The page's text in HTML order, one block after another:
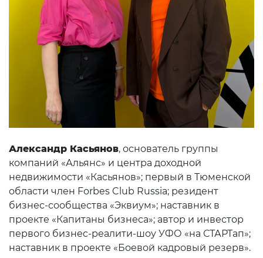
Александр Касьянов, основатель группы
компаний «Альянс» и центра доходной
недвижимости «Касьянов»; первый в Тюменской
области член Forbes Club Russia; резидент
бизнес-сообщества «Эквиум»; наставник в
проекте «Капитаны бизнеса»; автор и инвестор
первого бизнес-реалити-шоу УФО «на СТАРТап»;
наставник в проекте «Боевой кадровый резерв».